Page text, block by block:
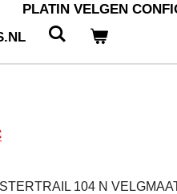
PLATIN VELGEN
104 N